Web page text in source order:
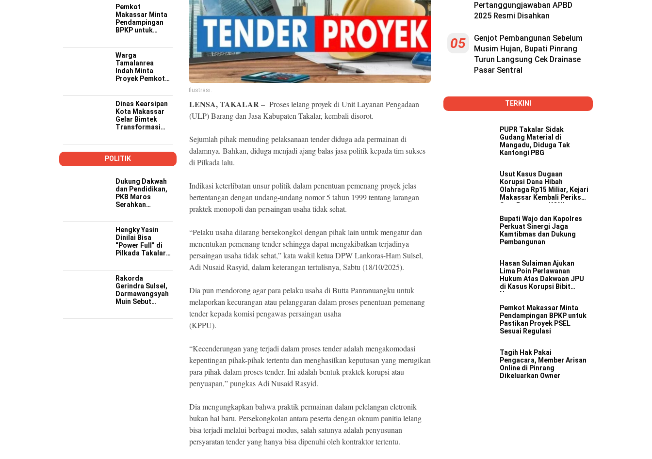
Pemkot
Makassar Minta
Pendampingan
BPKP untuk
PSEL Sesuai
Regulasi
Warga
Tamalanrea
Indah Minta
Proyek Pemkot
Transparan,
Musyawarah
Berakhir dengan
Kesepakatan
Dinas Kearsipan
Kota Makassar
Gelar Bimtek
Transformasi
Yogyakarta
POLITIK
Dukung Dakwah
dan Pendidikan,
PKB Maros
Serahkan
Operasional ke
Pesantren
Hidayatullah
Hengky Yasin
Dinilai Bisa
“Power Full” di
Pilkada Takalar
Rakorda
Gerindra Sulsel,
Darmawangsyah
Muin Sebut
Strategis
Ilustrasi.
LENSA, TAKALAR– Proses lelang proyek di Unit Layanan Pengadaan
(ULP) Barang dan Jasa Kabupaten Takalar, kembali disorot.
Sejumlah pihak menuding pelaksanaan tender diduga ada permainan di
dalamnya. Bahkan, diduga menjadi ajang balas jasa politik kepada tim sukses
di Pilkada lalu.
Indikasi keterlibatan unsur politik dalam penentuan pemenang proyek jelas
bertentangan dengan undang-undang nomor 5 tahun 1999 tentang larangan
praktek monopoli dan persaingan usaha tidak sehat.
“Pelaku usaha dilarang bersekongkol dengan pihak lain untuk mengatur dan
menentukan pemenang tender sehingga dapat mengakibatkan terjadinya
persaingan usaha tidak sehat,” kata wakil ketua DPW Lankoras-Ham Sulsel,
Adi Nusaid Rasyid, dalam keterangan tertulisnya, Sabtu (18/10/2025).
Dia pun mendorong agar para pelaku usaha di Butta Panranuangku untuk
melaporkan kecurangan atau pelanggaran dalam proses penentuan pemenang
tender kepada komisi pengawas persaingan usaha
(KPPU).
“Kecenderungan yang terjadi dalam proses tender adalah mengakomodasi
kepentingan pihak-pihak tertentu dan menghasilkan keputusan yang merugikan
para pihak dalam proses tender. Ini adalah bentuk praktek korupsi atau
penyuapan,” pungkas Adi Nusaid Rasyid.
Dia mengungkapkan bahwa praktik permainan dalam pelelangan eletronik
bukan hal baru. Persekongkolan antara peserta dengan oknum panitia lelang
bisa terjadi melalui berbagai modus, salah satunya adalah penyusunan
persyaratan tender yang hanya bisa dipenuhi oleh kontraktor tertentu.
Pertanggungjawaban APBD
2025 Resmi Disahkan
05
Genjot Pembangunan Sebelum
Musim Hujan, Bupati Pinrang
Turun Langsung Cek Drainase
Pasar Sentral
TERKINI
PUPR Takalar Sidak
Gudang Material di
Mangadu, Diduga Tak
Kantongi PBG
Usut Kasus Dugaan
Korupsi Dana Hibah
Olahraga Rp15 Miliar, Kejari
Makassar Kembali Periksa
Satu Pengurus KONI
Bupati Wajo dan Kapolres
Perkuat Sinergi Jaga
Kamtibmas dan Dukung
Pembangunan
Hasan Sulaiman Ajukan
Lima Poin Perlawanan
Hukum Atas Dakwaan JPU
di Kasus Korupsi Bibit
Nanas
Pemkot Makassar Minta
Pendampingan BPKP untuk
Pastikan Proyek PSEL
Sesuai Regulasi
Tagih Hak Pakai
Pengacara, Member Arisan
Online di Pinrang
Dikeluarkan Owner